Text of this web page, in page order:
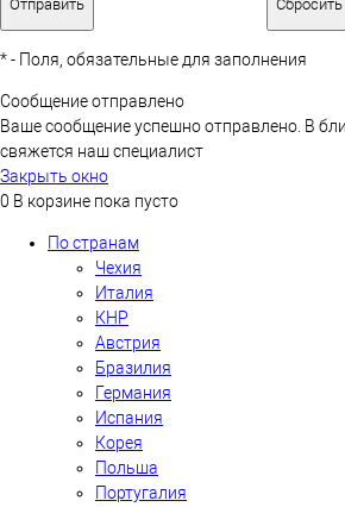
*- Поля, обязательные для заполнения
Сообщение отправлено
Ваше сообщение успешно отправлено. В
свяжется наш специалист
Закрыть окно
0 В корзине пока пусто
По странам
Чехия
Италия
КНР
Австрия
Бразилия
Германия
Испания
Корея
Польша
Португалия